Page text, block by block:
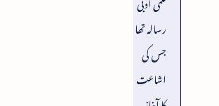
رسالہ تھا
جس کی
اشاعت